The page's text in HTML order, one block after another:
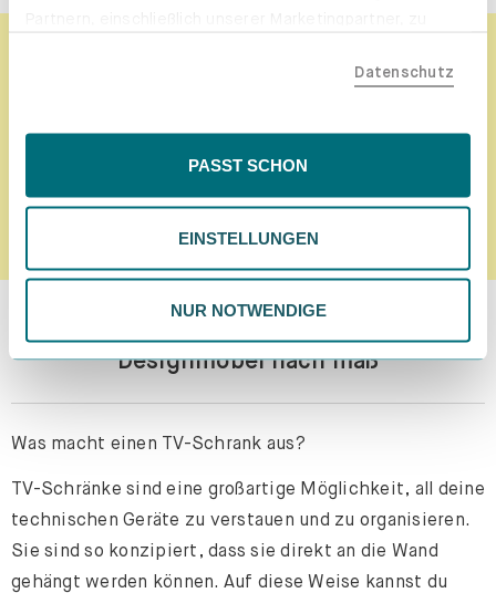
der EU, beispielsweise in den USA, verarbeitet werden
Inhalte eingeschränkt sein könnten. Wähle
deiner Präferenzen. Du kannst deine Wahl jederzeit
ändern. Weitere Informationen findest du in unserer
Datenschutzrichtlinie.
Datenschutz
PASST SCHON
EINSTELLUNGEN
NUR NOTWENDIGE
Jetzt Newsletter abonnieren!
ANMELDEN
Designmöbel nach maß
Was macht einen TV-Schrank aus?
TV-Schränke sind eine großartige Möglichkeit, all deine
technischen Geräte zu verstauen und zu organisieren.
Sie sind so konzipiert, dass sie direkt an die Wand
gehängt werden können. Auf diese Weise kannst du